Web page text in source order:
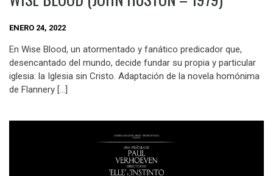
ENERO 24, 2022
En Wise Blood, un atormentado y fanático predicador que,
desencantado del mundo, decide fundar su propia y particular
iglesia: la Iglesia sin Cristo. Adaptación de la novela homónima
de Flannery […]